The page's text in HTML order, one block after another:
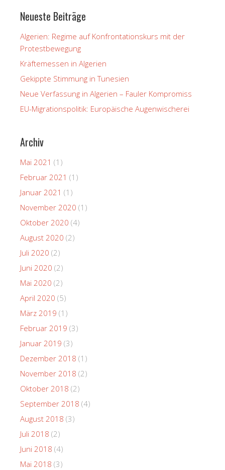
Neueste Beiträge
Algerien: Regime auf Konfrontationskurs mit der
Protestbewegung
Kräftemessen in Algerien
Gekippte Stimmung in Tunesien
Neue Verfassung in Algerien – Fauler Kompromiss
EU-Migrationspolitik: Europäische Augenwischerei
Archiv
Mai 2021 (1)
Februar 2021 (1)
Januar 2021 (1)
November 2020 (1)
Oktober 2020 (4)
August 2020 (2)
Juli 2020 (2)
Juni 2020 (2)
Mai 2020 (2)
April 2020 (5)
März 2019 (1)
Februar 2019 (3)
Januar 2019 (3)
Dezember 2018 (1)
November 2018 (2)
Oktober 2018 (2)
September 2018 (4)
August 2018 (3)
Juli 2018 (2)
Juni 2018 (4)
Mai 2018 (3)